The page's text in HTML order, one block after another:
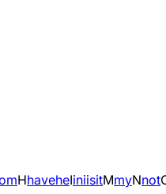
HhaveheIiniisitMmyNnot